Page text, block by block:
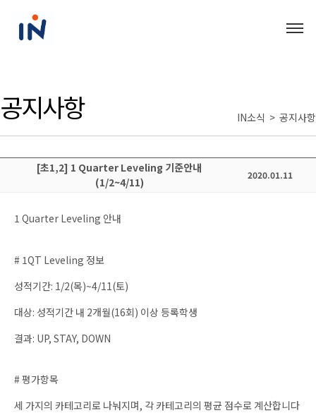
공지사항 IN소식 > 공지사항
[초1,2] 1 Quarter Leveling 기준안내
(1/2~4/11)
2020.01.11
1 Quarter Leveling 안내
# 1QT Leveling 정보
성적기간: 1/2(목)~4/11(토)
대상: 성적기간 내 2개월(16회) 이상 등록학생
결과: UP, STAY, DOWN
# 평가항목
세 가지의 카테고리로 나눠지며, 각 카테고리의 평균 점수로 계산합니다